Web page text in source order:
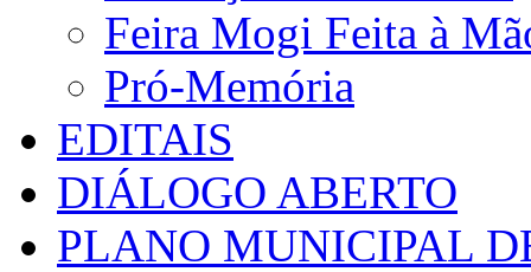
Feira Mogi Feita à
Pró-Memória
EDITAIS
DIÁLOGO ABERTO
PLANO MUNICIPAL